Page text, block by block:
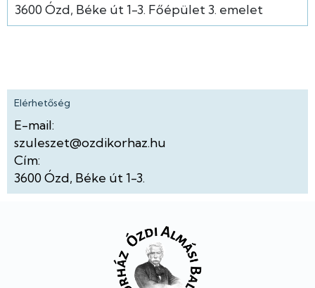
3600Ózd Béke út 1-3. Főépület3. emelet
Elérhetőség
E-mail:
szuleszet@ozdikorhaz.hu
Cím:
3600Ózd Béke út1-3.